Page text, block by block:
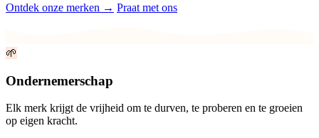
Ontdek onze merken → Praat met ons
🌱
Ondernemerschap
Elk merk krijgt de vrijheid om te durven, te proberen en te groeien
op eigen kracht.